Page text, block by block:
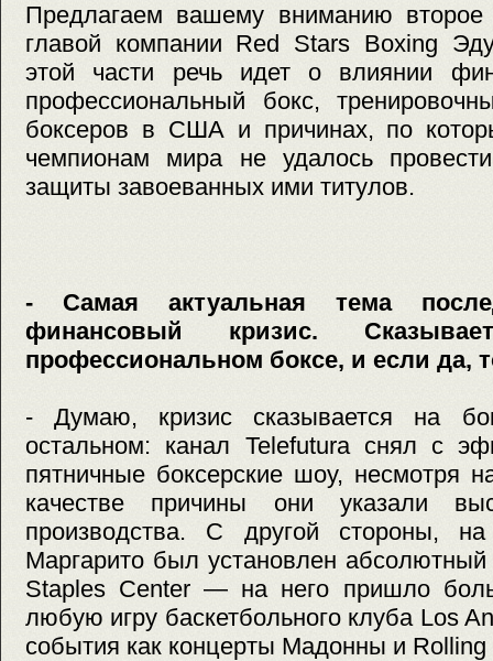
Предлагаем вашему вниманию
главой компании Red Stars Boxing
этой части речь идет о влиянии
профессиональный бокс,
боксеров в США и причинах, по
чемпионам мира не удалось
защиты завоеванных ими титулов.
- Самая актуальная тема
финансовый кризис.
профессиональном боксе, и если да,
- Думаю, кризис сказывается на
остальном: канал Telefutura снял с
пятничные боксерские шоу, несмотря
качестве причины они указали
производства. С другой стороны,
Маргарито был установлен
Staples Center — на него пришло
любую игру баскетбольного клуба Los
события как концерты Мадонны и Rolling